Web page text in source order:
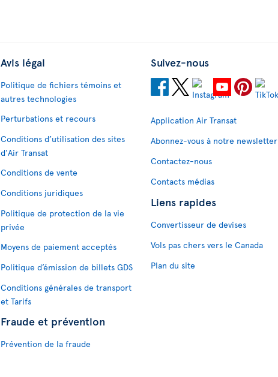
Avis légal
Politique de fichiers témoins et
autres technologies
Perturbations et recours
Conditions d’utilisation des sites
d'Air Transat
Conditions de vente
Conditions juridiques
Politique de protection de la vie
privée
Moyens de paiement acceptés
Politique d’émission de billets GDS
Conditions générales de transport
et Tarifs
Fraude et prévention
Prévention de la fraude
Suivez-nous
Application Air Transat
Abonnez-vous à notre newsletter
Contactez-nous
Contacts médias
Liens rapides
Convertisseur de devises
Vols pas chers vers le Canada
Plan du site